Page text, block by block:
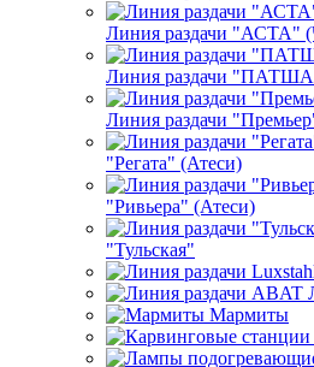
Линия раздачи "АСТА"
Линия раздачи
Линия раздачи
"Регата" (Атеси)
"Ривьера" (Атеси)
"Тульская"
Мармиты